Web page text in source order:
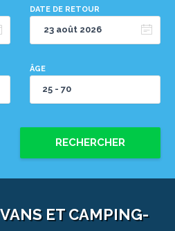
DATE DE RETOUR
ÂGE
RECHERCHER
ET CAMPING-